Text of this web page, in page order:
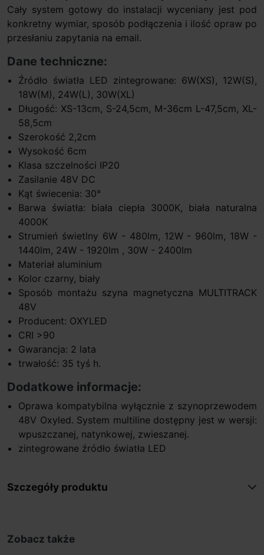
Cały system gotowy do instalacji wyceniany jest pod
konkretny wymiar, sposób podłączenia i ilość opraw po
przesłaniu zapytania na email.
Dane techniczne:
Źródło światła LED zintegrowane: 6W(XS), 12W(S),
18W(M), 24W(L), 30W(XL)
Długość: XS-13cm, S-24,5cm, M-36cm L-47,5cm, XL-
58,5cm
Szerokość 2,2cm
Wysokość 6cm
Klasa szczelności IP20
Zasilanie 48V DC
Kąt świecenia: 30°
Barwa światła: biała ciepła 3000K, biała naturalna
4000K
Strumień świetlny 6W - 480lm, 12W - 960lm, 18W -
1440lm, 24W - 1920lm , 30W - 2400lm
Materiał aluminium
Kolor czarny, biały
Sposób montażu szyna magnetyczna MULTITRACK
48V
Producent: OXYLED
CRI >90
Gwarancja: 2 lata
trwałość: 35 tyś h.
Dodatkowe informacje:
Oprawa kompatybilna wyłącznie z szynoprzewodem
48V Oxyled. System multiline dostępny jest w wersji:
wpuszczanej, natynkowej, zwieszanej.
zintegrowane źródło światła LED
Szczegóły produktu
Zobacz także